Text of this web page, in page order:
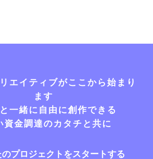
エイティブがここから始まり
ます
一緒に自由に創作できる
資金調達のカタチと共に
プロジェクトをスタートする